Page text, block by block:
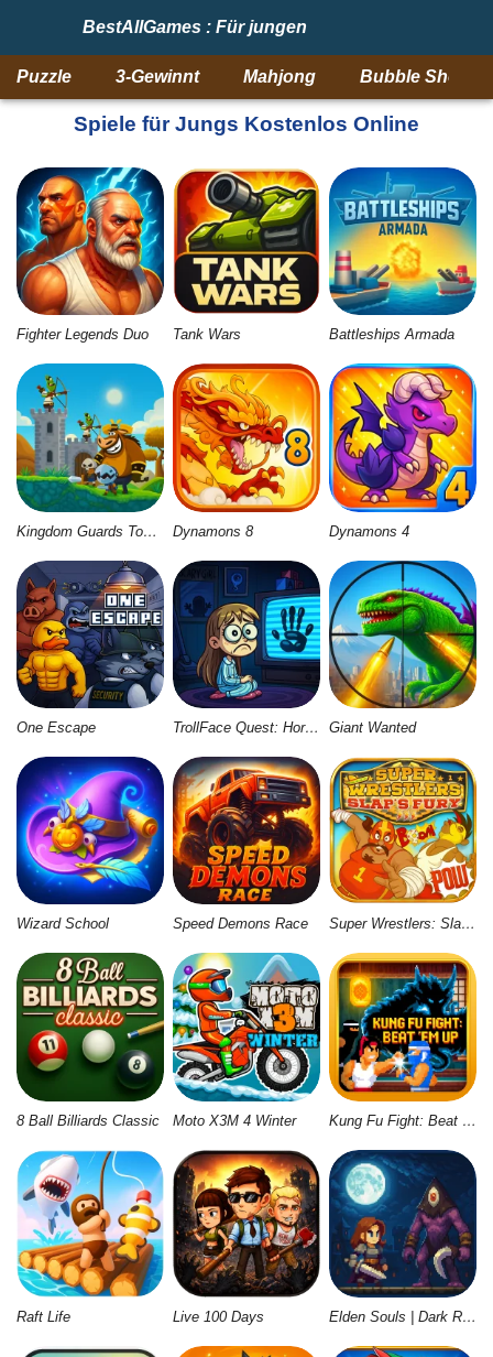
Spiele für Jungs Kostenlos Online
BestAllGames : Für jungen
Puzzle 3-Gewinnt Mahjong Bubble Shooter
Fighter Legends Duo Tank Wars Battleships Armada
Kingdom Guards Tower Defense Dynamons 8 Dynamons 4
One Escape TrollFace Quest: Horror 3 Giant Wanted
Wizard School Speed Demons Race Super Wrestlers: Slaps' Fury
8 Ball Billiards Classic Moto X3M 4 Winter Kung Fu Fight: Beat 'Em Up
Raft Life Live 100 Days Elden Souls | Dark Roguelike RPG